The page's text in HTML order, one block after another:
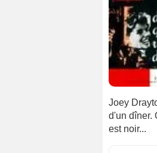
Joey
d'un dîner.
est noir...